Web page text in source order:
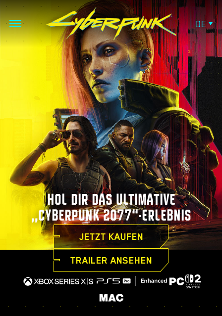
DE
HOL DIR DAS ULTIMATIVE
„CYBERPUNK 2077“-ERLEBNIS
JETZT KAUFEN
TRAILER ANSEHEN